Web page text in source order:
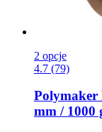
2 opcje
4.7 (79)
Polymaker
mm / 1000